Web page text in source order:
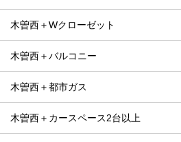
木曽西＋Wクローゼット
木曽西＋バルコニー
木曽西＋都市ガス
木曽西＋カースペース2台以上